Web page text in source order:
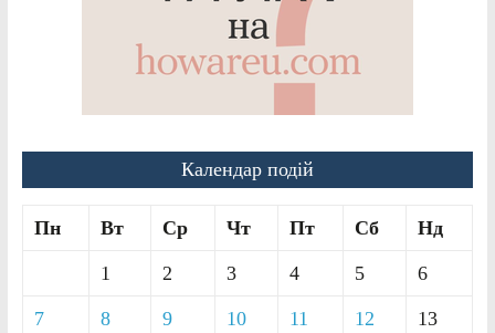
Календар подій
Пн Вт Ср Чт Пт Сб Нд
1 2 3 4 5 6
7 8 9 10 11 12 13